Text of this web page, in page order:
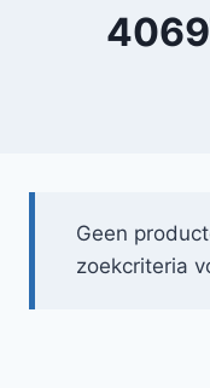
Geen
zoekcriteria